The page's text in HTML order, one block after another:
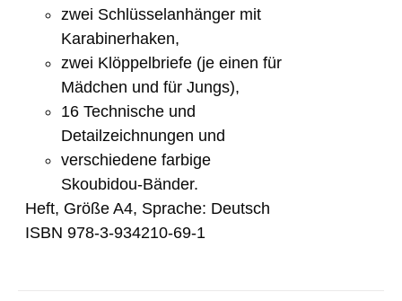
zwei Schlüsselanhänger mit
Karabinerhaken,
zwei Klöppelbriefe (je einen für
Mädchen und für Jungs),
16 Technische und
Detailzeichnungen und
verschiedene farbige
Skoubidou-Bänder.
Heft, Größe A4, Sprache: Deutsch
ISBN 978-3-934210-69-1